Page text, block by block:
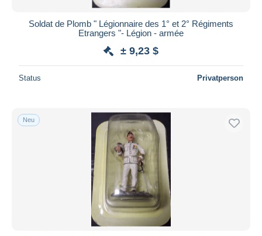
Soldat de Plomb " Légionnaire des 1° et 2° Régiments
Etrangers "- Légion - armée
± 9,23 $
Status Privatperson
Neu